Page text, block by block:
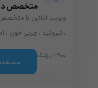
متخصص
ویزیت آنلاین با
، تیروئید ، چربی خون
۲۰۰+ پزشک